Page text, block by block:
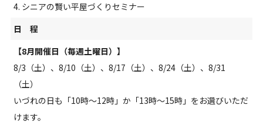
4. シニアの賢い平屋づくりセミナー
日 程
【8月開催日（毎週土曜日）】
8/3（土）、8/10 （土） 、8/17 （土） 、8/24（土） 、8/31
（土）
いづれの日も「10時～12時」か「13時～15時」をお選びいただ
けます。